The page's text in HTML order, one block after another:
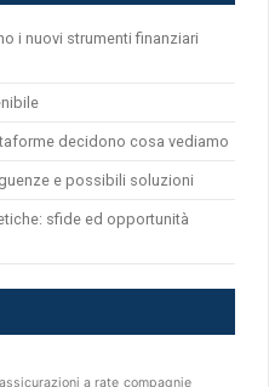
i nuovi strumenti finanziari
decidono cosa vediamo
e possibili soluzioni
sfide ed opportunità
assicurazioni a rate compagnie